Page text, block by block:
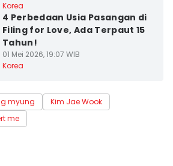
Korea
4 Perbedaan Usia Pasangan di
Filing for Love, Ada Terpaut 15
Tahun!
01 Mei 2026, 19:07 WIB
Korea
myung
Kim Jae Wook
me